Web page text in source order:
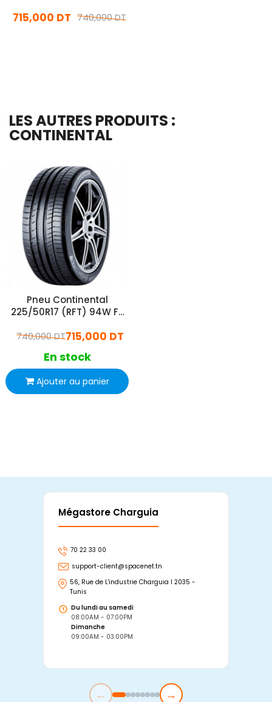
Contact 5740,000 DT
715,000 DT
LES AUTRES PRODUITS :
CONTINENTAL
Pneu Continental
225/50R17 (RFT) 94W FR
5715,000 DT
740,000 DT
En stock
Ajouter au panier
Mégastore Charguia
70 22 33 00
support-client@spacenet.tn
56, Rue de L'industrie Charguia I 2035 -
Tunis
Du lundi au samedi
08:00AM - 07:00PM
Dimanche
09:00AM - 03:00PM
← →